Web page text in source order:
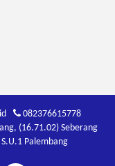
082376615778
(16.71.02) Seberang
Palembang